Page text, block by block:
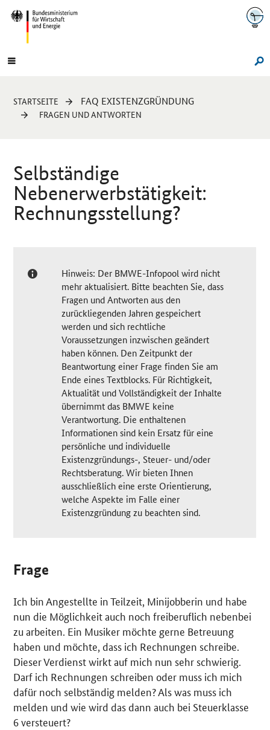
Navigation
Hauptmenü
Sie
sind
STARTSEITE FAQ EXISTENZGRÜNDUNG
FRAGEN UND ANTWORTEN
Selbständige
Nebenerwerbstätigkeit:
Rechnungsstellung?
Hinweis: Der BMWE-Infopool wird nicht
mehr aktualisiert. Bitte beachten Sie, dass
Fragen und Antworten aus den
zurückliegenden Jahren gespeichert
werden und sich rechtliche
Voraussetzungen inzwischen geändert
haben können. Den Zeitpunkt der
Beantwortung einer Frage finden Sie am
Ende eines Textblocks. Für Richtigkeit,
Aktualität und Vollständigkeit der Inhalte
übernimmt das BMWE keine
Verantwortung. Die enthaltenen
Informationen sind kein Ersatz für eine
persönliche und individuelle
Existenzgründungs-, Steuer- und/oder
Rechtsberatung. Wir bieten Ihnen
ausschließlich eine erste Orientierung,
welche Aspekte im Falle einer
Existenzgründung zu beachten sind.
Frage
Ich bin Angestellte in Teilzeit, Minijobberin und habe
nun die Möglichkeit auch noch freiberuflich nebenbei
zu arbeiten. Ein Musiker möchte gerne Betreuung
haben und möchte, dass ich Rechnungen schreibe.
Dieser Verdienst wirkt auf mich nun sehr schwierig.
Darf ich Rechnungen schreiben oder muss ich mich
dafür noch selbständig melden? Als was muss ich
melden und wie wird das dann auch bei Steuerklasse
6 versteuert?